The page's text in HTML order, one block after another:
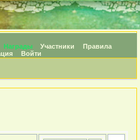
Награды Участники
Правила
Войти